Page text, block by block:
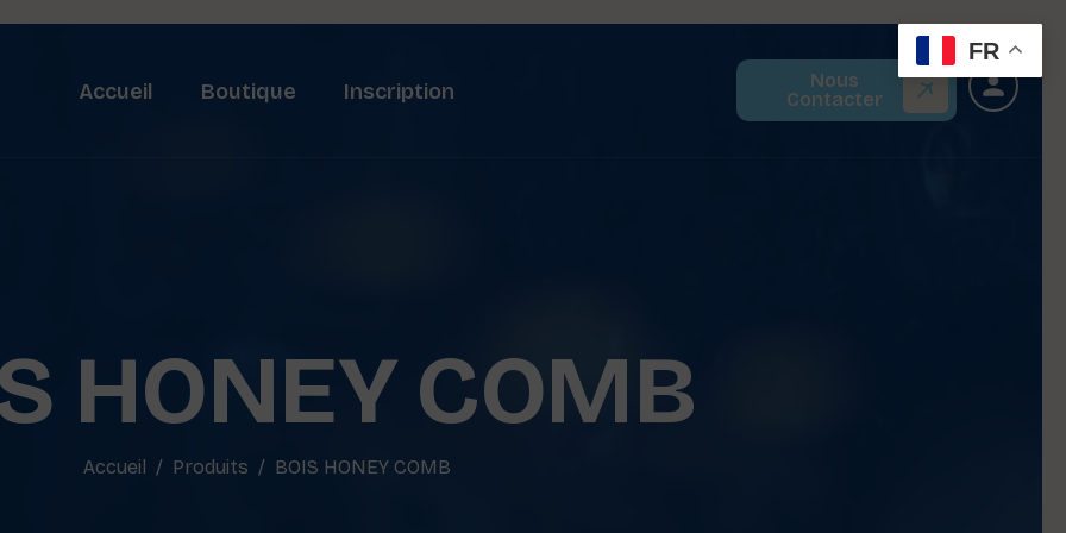
Accueil Boutique Inscription
Nous
Contacter
HONEY COMB
Accueil Produits BOIS HONEY COMB
FR